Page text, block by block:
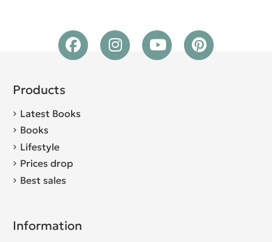
Products
Latest Books
Books
Lifestyle
Prices drop
Best sales
Information